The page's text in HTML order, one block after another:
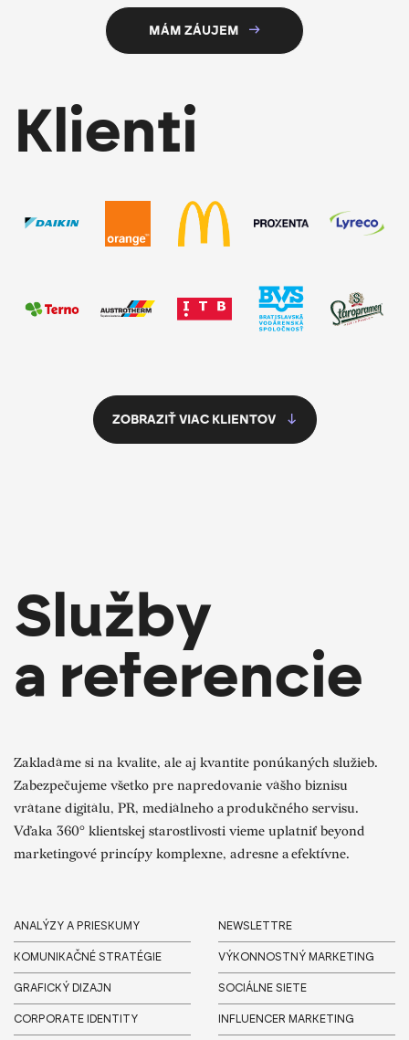
MÁM ZÁUJEM
Klienti
ZOBRAZIŤ VIAC KLIENTOV
Služby
a referencie
Zakladáme si na kvalite, ale aj kvantite ponúkaných služieb.
Zabezpečujeme všetko pre napredovanie vášho biznisu
vrátane digitálu, PR, mediálneho a produkčného servisu.
Vďaka 360° klientskej starostlivosti vieme uplatniť beyond
marketingové princípy komplexne, adresne a efektívne.
ANALÝZY A PRIESKUMY
KOMUNIKAČNÉ STRATÉGIE
GRAFICKÝ DIZAJN
CORPORATE IDENTITY
NEWSLETTRE
VÝKONNOSTNÝ MARKETING
SOCIÁLNE SIETE
INFLUENCER MARKETING